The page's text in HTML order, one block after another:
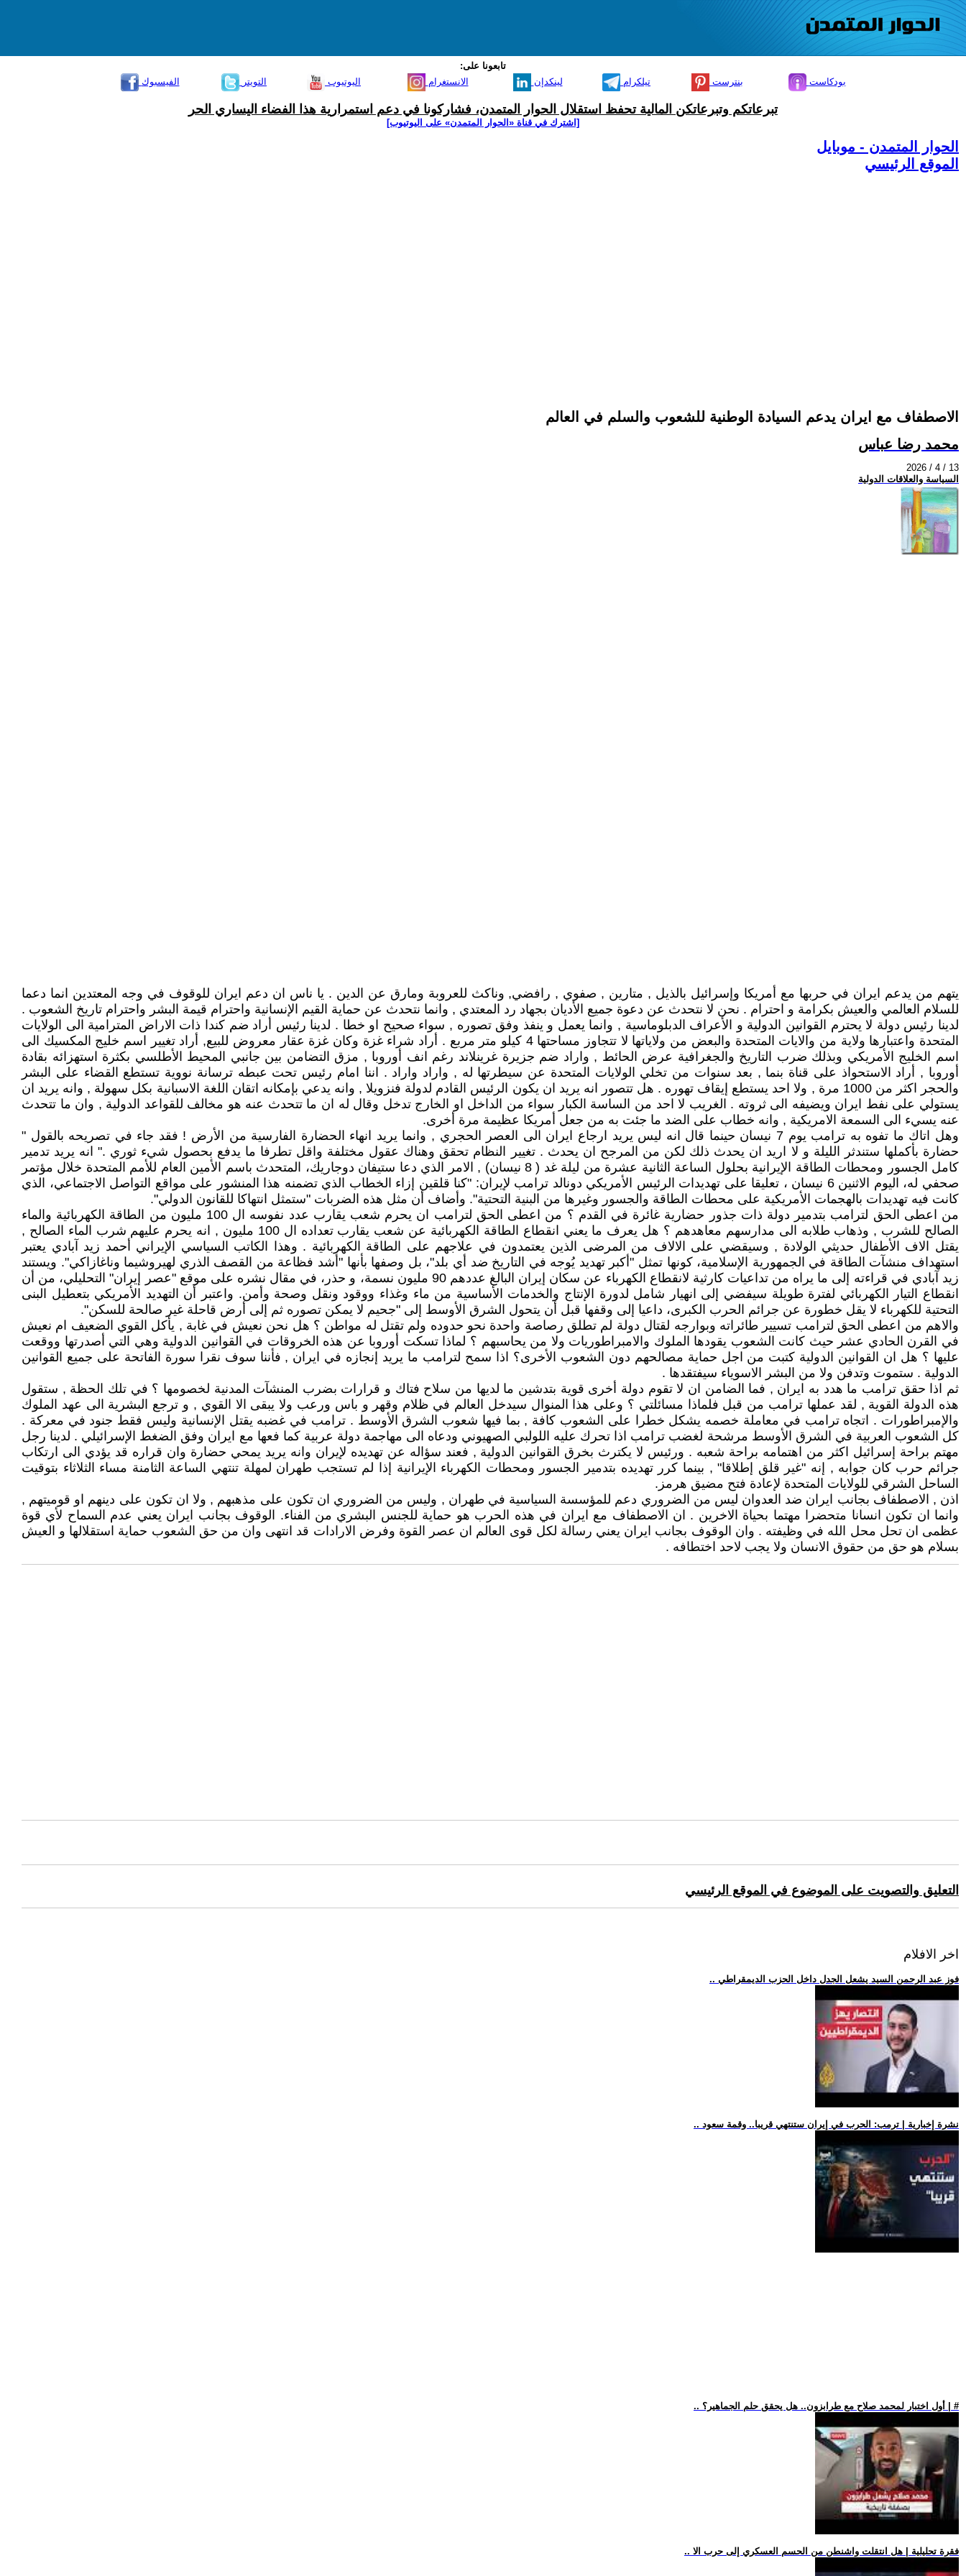
تابعونا على:
الفيسبوك
التويتر اليوتيوب الانستغرام لينكدإن تيلكرام بنترست بودكاست
تبرعاتكم وتبرعاتكن المالية تحفظ استقلال الحوار المتمدن، فشاركونا في دعم استمرارية هذا الفضاء اليساري الحر
[اشترك في قناة ‫«الحوار المتمدن» على اليوتيوب]
الحوار المتمدن - موبايل
الموقع الرئيسي
الاصطفاف مع ايران يدعم السيادة الوطنية للشعوب والسلم في العالم
محمد رضا عباس
2026 / 4 / 13
السياسة والعلاقات الدولية
يتهم من يدعم ايران في حربها مع أمريكا وإسرائيل بالذيل , متارين , صفوي , رافضي, وناكث للعروبة ومارق عن الدين . يا ناس ان دعم ايران للوقوف في وجه المعتدين انما دعما
للسلام العالمي والعيش بكرامة و احترام . نحن لا نتحدث عن دعوة جميع الأديان بجهاد رد المعتدي , وانما نتحدث عن حماية القيم الإنسانية واحترام قيمة البشر واحترام تاريخ الشعوب .
لدينا رئيس دولة لا يحترم القوانين الدولية و الأعراف الدبلوماسية , وانما يعمل و ينفذ وفق تصوره , سواء صحيح او خطا . لدينا رئيس أراد ضم كندا ذات الاراض المترامية الى الولايات
المتحدة واعتبارها ولاية من والايات المتحدة والبعض من ولاياتها لا تتجاوز مساحتها 4 كيلو متر مربع . أراد شراء غزة وكان غزة عقار معروض للبيع, أراد تغيير اسم خليج المكسيك الى
اسم الخليج الأمريكي وبذلك ضرب التاريخ والجغرافية عرض الحائط , واراد ضم جزيرة غرينلاند رغم انف أوروبا , مزق التضامن بين جانبي المحيط الأطلسي بكثرة استهزائه بقادة
أوروبا , أراد الاستحواذ على قناة بنما , بعد سنوات من تخلي الولايات المتحدة عن سيطرتها له , واراد واراد . اننا امام رئيس تحت عبطه ترسانة نووية تستطع القضاء على البشر
والحجر اكثر من 1000 مرة , ولا احد يستطع إيقاف تهوره . هل تتصور انه يريد ان يكون الرئيس القادم لدولة فنزويلا , وانه يدعي بإمكانه اتقان اللغة الاسبانية بكل سهولة , وانه يريد ان
يستولي على نفط ايران ويضيفه الى ثروته . الغريب لا احد من الساسة الكبار سواء من الداخل او الخارج تدخل وقال له ان ما تتحدث عنه هو مخالف للقواعد الدولية , وان ما تتحدث
عنه يسيء الى السمعة الامريكية , وانه خطاب على الضد ما جئت به من جعل أمريكا عظيمة مرة أخرى.
وهل اتاك ما تفوه به ترامب يوم 7 نيسان حينما قال انه ليس يريد ارجاع ايران الى العصر الحجري , وانما يريد انهاء الحضارة الفارسية من الأرض ! فقد جاء في تصريحه بالقول "
حضارة بأكملها ستندثر الليلة و لا اريد ان يحدث ذلك لكن من المرجح ان يحدث . تغيير النظام تحقق وهناك عقول مختلفة واقل تطرفا ما يدفع بحصول شيء ثوري ." انه يريد تدمير
كامل الجسور ومحطات الطاقة الإيرانية بحلول الساعة الثانية عشرة من ليلة غد ( 8 نيسان) , الامر الذي دعا ستيفان دوجاريك، المتحدث باسم الأمين العام للأمم المتحدة خلال مؤتمر
صحفي له، اليوم الاثنين 6 نيسان ، تعليقا على تهديدات الرئيس الأمريكي دونالد ترامب لإيران: "كنا قلقين إزاء الخطاب الذي تضمنه هذا المنشور على مواقع التواصل الاجتماعي، الذي
كانت فيه تهديدات بالهجمات الأمريكية على محطات الطاقة والجسور وغيرها من البنية التحتية". وأضاف أن مثل هذه الضربات "ستمثل انتهاكا للقانون الدولي".
من اعطى الحق لترامب بتدمير دولة ذات جذور حضارية غائرة في القدم ؟ من اعطى الحق لترامب ان يحرم شعب يقارب عدد نفوسه ال 100 مليون من الطاقة الكهربائية والماء
الصالح للشرب , وذهاب طلابه الى مدارسهم معاهدهم ؟ هل يعرف ما يعني انقطاع الطاقة الكهربائية عن شعب يقارب تعداده ال 100 مليون , انه يحرم عليهم شرب الماء الصالح ,
يقتل الاف الأطفال حديثي الولادة , وسيقضي على الالاف من المرضى الذين يعتمدون في علاجهم على الطاقة الكهربائية . وهذا الكاتب السياسي الإيراني أحمد زيد آبادي يعتبر
استهداف منشآت الطاقة في الجمهورية الإسلامية، كونها تمثل "أكبر تهديد يُوجه في التاريخ ضد أي بلد"، بل وصفها بأنها "أشد فظاعة من القصف الذري لهيروشيما وناغازاكي". ويستند
زيد آبادي في قراءته إلى ما يراه من تداعيات كارثية لانقطاع الكهرباء عن سكان إيران البالغ عددهم 90 مليون نسمة، و حذر، في مقال نشره علی موقع "عصر إيران" التحليلي، من أن
انقطاع التيار الكهربائي لفترة طويلة سيفضي إلى انهيار شامل لدورة الإنتاج والخدمات الأساسية من ماء وغذاء ووقود ونقل وصحة وأمن. واعتبر أن التهديد الأمريكي بتعطيل البنى
التحتية للكهرباء لا يقل خطورة عن جرائم الحرب الكبرى، داعيا إلى وقفها قبل أن يتحول الشرق الأوسط إلى "جحيم لا يمكن تصوره ثم إلى أرض قاحلة غير صالحة للسكن".
والاهم من اعطى الحق لترامب تسيير طائراته وبوارجه لقتال دولة لم تطلق رصاصة واحدة نحو حدوده ولم تقتل له مواطن ؟ هل نحن نعيش في غابة , يأكل القوي الضعيف ام نعيش
في القرن الحادي عشر حيث كانت الشعوب يقودها الملوك والامبراطوريات ولا من يحاسبهم ؟ لماذا تسكت أوروبا عن هذه الخروقات في القوانين الدولية وهي التي أصدرتها ووقعت
عليها ؟ هل ان القوانين الدولية كتبت من اجل حماية مصالحهم دون الشعوب الأخرى؟ اذا سمح لترامب ما يريد إنجازه في ايران , فأننا سوف نقرا سورة الفاتحة على جميع القوانين
الدولية . ستموت وتدفن ولا من البشر الاسوياء سيفتقدها .
ثم اذا حقق ترامب ما هدد به ايران , فما الضامن ان لا تقوم دولة أخرى قوية بتدشين ما لديها من سلاح فتاك و قرارات بضرب المنشآت المدنية لخصومها ؟ في تلك الحظة , ستقول
هذه الدولة القوية , لقد عملها ترامب من قبل فلماذا مسائلتي ؟ وعلى هذا المنوال سيدخل العالم في ظلام وقهر و باس ورعب ولا يبقى الا القوي , و ترجع البشرية الى عهد الملوك
والإمبراطورات . اتجاه ترامب في معاملة خصمه يشكل خطرا على الشعوب كافة , بما فيها شعوب الشرق الأوسط . ترامب في غضبه يقتل الإنسانية وليس فقط جنود في معركة .
كل الشعوب العربية في الشرق الأوسط مرشحة لغضب ترامب اذا تحرك عليه اللولبي الصهيوني ودعاه الى مهاجمة دولة عربية كما فعها مع ايران وفق الضغط الإسرائيلي . لدينا رجل
مهتم براحة إسرائيل اكثر من اهتمامه براحة شعبه . ورئيس لا يكترث بخرق القوانين الدولية , فعند سؤاله عن تهديده لإيران وانه يريد يمحي حضارة وان قراره قد يؤدي الى ارتكاب
جرائم حرب كان جوابه , إنه "غير قلق إطلاقا" , بينما كرر تهديده بتدمير الجسور ومحطات الكهرباء الإيرانية إذا لم تستجب طهران لمهلة تنتهي الساعة الثامنة مساء الثلاثاء بتوقيت
الساحل الشرقي للولايات المتحدة لإعادة فتح مضيق هرمز.
اذن , الاصطفاف بجانب ايران ضد العدوان ليس من الضروري دعم للمؤسسة السياسية في طهران , وليس من الضروري ان تكون على مذهبهم , ولا ان تكون على دينهم او قوميتهم ,
وانما ان تكون انسانا متحضرا مهتما بحياة الاخرين . ان الاصطفاف مع ايران في هذه الحرب هو حماية للجنس البشري من الفناء. الوقوف بجانب ايران يعني عدم السماح لأي قوة
عظمى ان تحل محل الله في وظيفته . وان الوقوف بجانب ايران يعني رسالة لكل قوى العالم ان عصر القوة وفرض الارادات قد انتهى وان من حق الشعوب حماية استقلالها و العيش
بسلام هو حق من حقوق الانسان ولا يجب لاحد اختطافه .
التعليق والتصويت على الموضوع في الموقع الرئيسي
اخر الافلام
.. فوز عبد الرحمن السيد يشعل الجدل داخل الحزب الديمقراطي
.. نشرة إخبارية | ترمب: الحرب في إيران ستنتهي قريبا.. وقمة سعود
.. أول اختبار لمحمد صلاح مع طرابزون.. هل يحقق حلم الجماهير؟ | #
.. فقرة تحليلية | هل انتقلت واشنطن من الحسم العسكري إلى حرب الا